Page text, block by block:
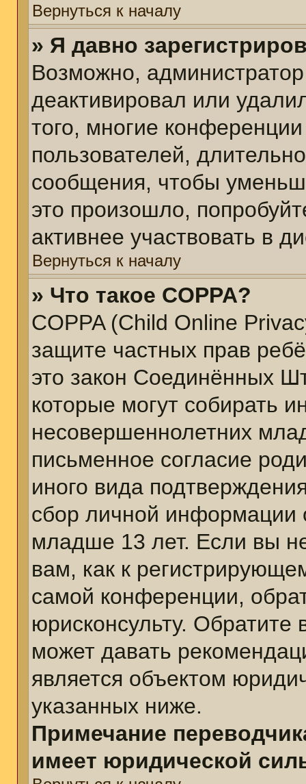
Вернуться к началу
» Я давно
Возможно,
деактивировал или
того, многие
пользователей,
сообщения, чтобы
это произошло,
активнее участвовать в
Вернуться к началу
» Что такое COPPA?
COPPA (Child Online
защите частных прав
это закон Соединённых
которые могут собирать
несовершеннолетних
письменное согласие
иного вида
сбор личной информации
младше 13 лет. Если вы
вам, как к
самой конференции,
юрисконсульту.
может давать
является объектом
указанных ниже.
Примечание
имеет юридической